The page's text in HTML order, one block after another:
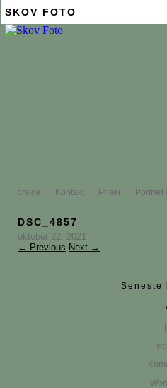
SKOV FOTO
Forside Kontakt Priser Portræt
DSC_4857
oktober 22, 2021
← Previous Next →
Seneste